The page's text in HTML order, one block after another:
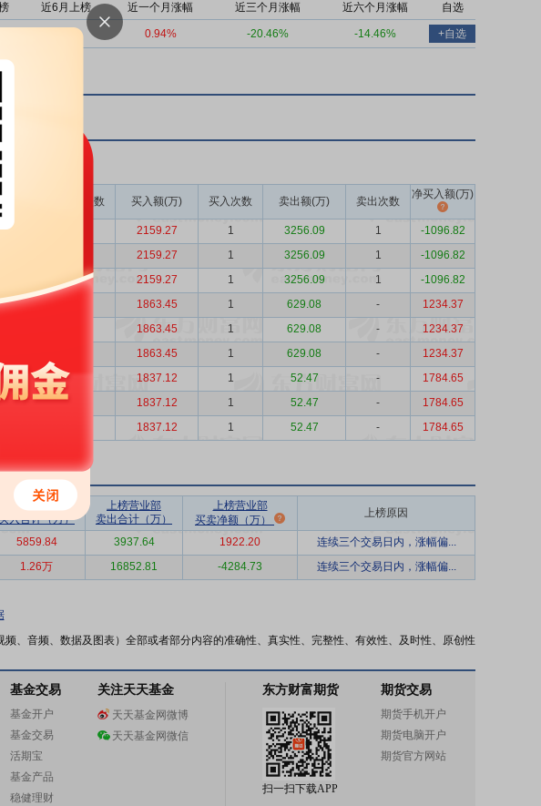
近6月上榜 近一个月涨幅 近三个月涨幅 近六个月涨幅 自选
0.94% -20.46% -14.46% +自选
额(万) 上榜次数 买入额(万) 买入次数 卖出额(万) 卖出次数
净买入额(万)
2159.27 1 3256.09 1
-1096.82
2159.27 1 3256.09 1
-1096.82
1 2159.27 1 3256.09 1
-1096.82
1863.45 1 629.08 -
1234.37
1863.45 1 629.08 -
1234.37
1863.45 1 629.08 -
1234.37
1837.12 1 52.47 -
1784.65
1837.12 1 52.47 -
1784.65
1837.12 1 52.47 - 1784.65
上榜营业部
入合计（万）
上榜营业部
卖出合计（万）
上榜营业部
买卖净额（万）
上榜原因
5859.84 3937.64 1922.20
连续三个交易日内，涨幅偏...
1.26万 16852.81 -4284.73 连续三个交易日内，涨幅偏...
、音频、数据及图表）全部或者部分内容的准确性、真实性、完整性、有效性、及时性、原创性